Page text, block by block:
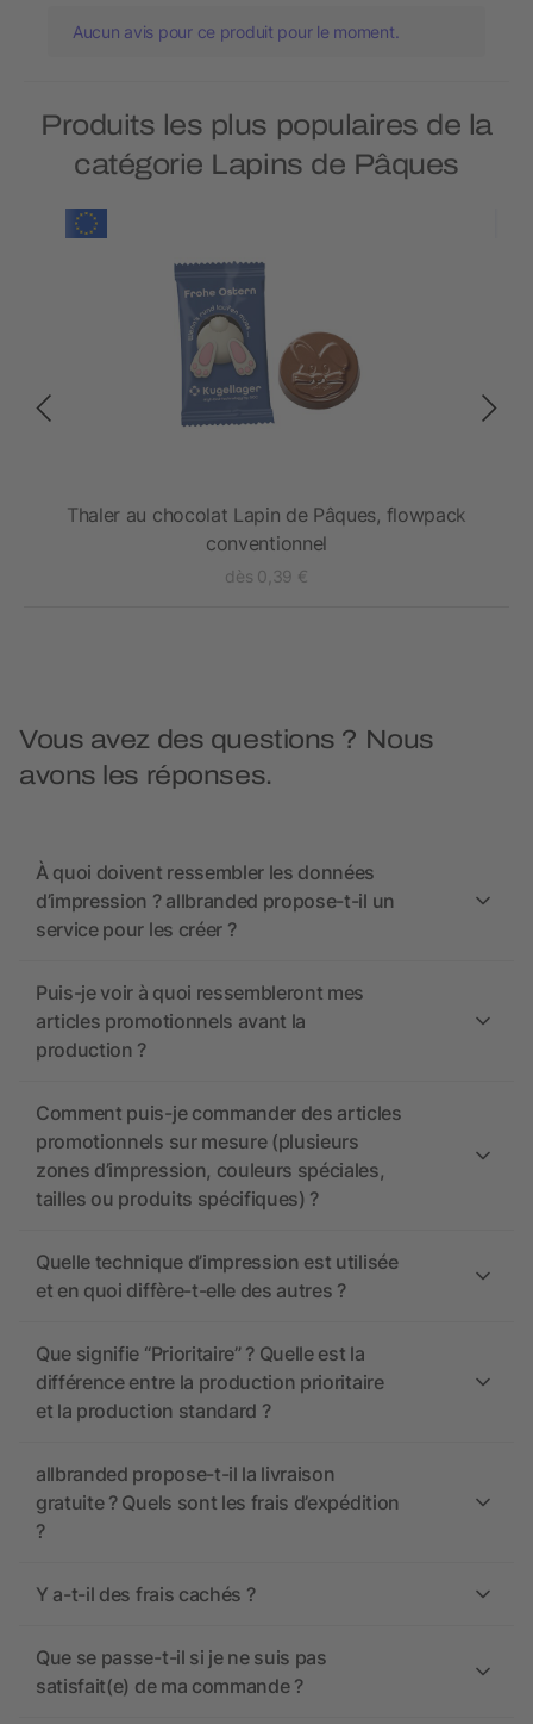
Aucun avis pour ce produit pour le moment.
Produits les plus populaires de la
catégorie Lapins de Pâques
Thaler au chocolat Lapin de Pâques, flowpack
conventionnel
dès 0,39 €
Vous avez des questions ? Nous
avons les réponses.
À quoi doivent ressembler les données
d’impression ? allbranded propose-t-il un
service pour les créer ?
Puis-je voir à quoi ressembleront mes
articles promotionnels avant la
production ?
Comment puis-je commander des articles
promotionnels sur mesure (plusieurs
zones d’impression, couleurs spéciales,
tailles ou produits spécifiques) ?
Quelle technique d’impression est utilisée
et en quoi diffère-t-elle des autres ?
Que signifie “Prioritaire” ? Quelle est la
différence entre la production prioritaire
et la production standard ?
allbranded propose-t-il la livraison
gratuite ? Quels sont les frais d’expédition
?
Y a-t-il des frais cachés ?
Que se passe-t-il si je ne suis pas
satisfait(e) de ma commande ?